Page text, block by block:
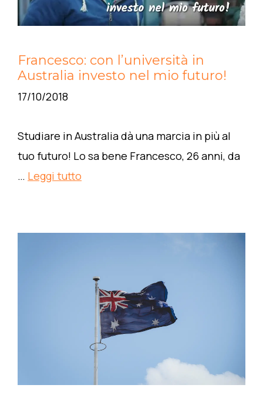
Francesco: con l’università in
Australia investo nel mio futuro!
17/10/2018
Studiare in Australia dà una marcia in più al
tuo futuro! Lo sa bene Francesco, 26 anni, da
… Leggi tutto